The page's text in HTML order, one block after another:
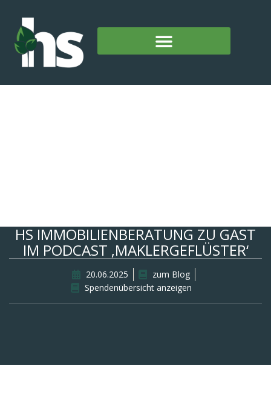
HS IMMOBILIENBERATUNG ZU GAST
IM PODCAST ‚MAKLERGEFLÜSTER‘
20.06.2025
zum Blog
Spendenübersicht anzeigen